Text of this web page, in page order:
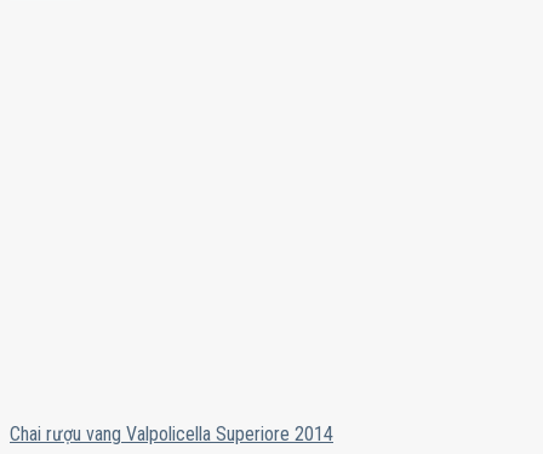
Chai rượu vang Valpolicella Superiore 2014